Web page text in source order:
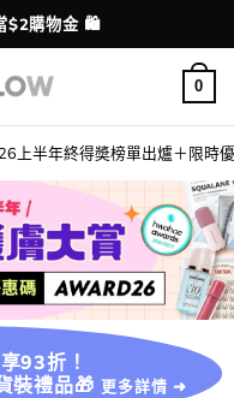
配送港澳
、信用卡付款
0
上半年終得奬榜單出爐＋限時
93折！
裝禮品🎁 更多詳情 ➜